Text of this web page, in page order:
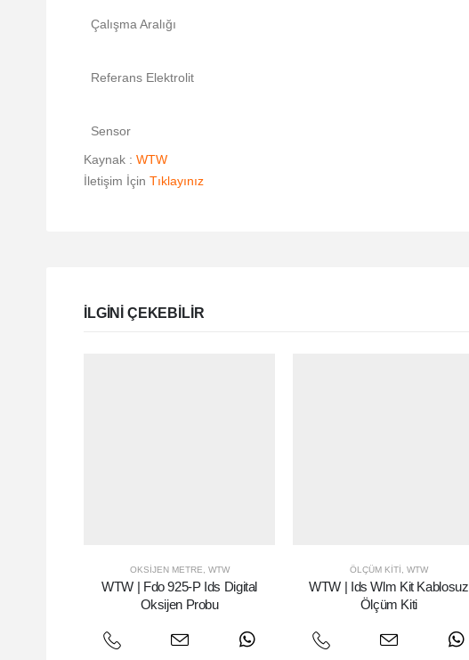
Çalışma Aralığı
Referans Elektrolit
Sensor
Kaynak : WTW
İletişim İçin Tıklayınız
ILGINI ÇEKEBILIR
OKSIJEN METRE, WTW
WTW | Fdo 925-P Ids Digital
Oksijen Probu
ÖLÇÜM KITI, WTW
WTW | Ids Wlm Kit Kablosuz
Ölçüm Kiti